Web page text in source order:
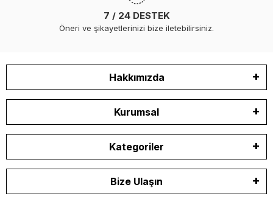
7 / 24 DESTEK
Öneri ve şikayetlerinizi bize iletebilirsiniz.
Hakkımızda
Kurumsal
Kategoriler
Bize Ulaşın